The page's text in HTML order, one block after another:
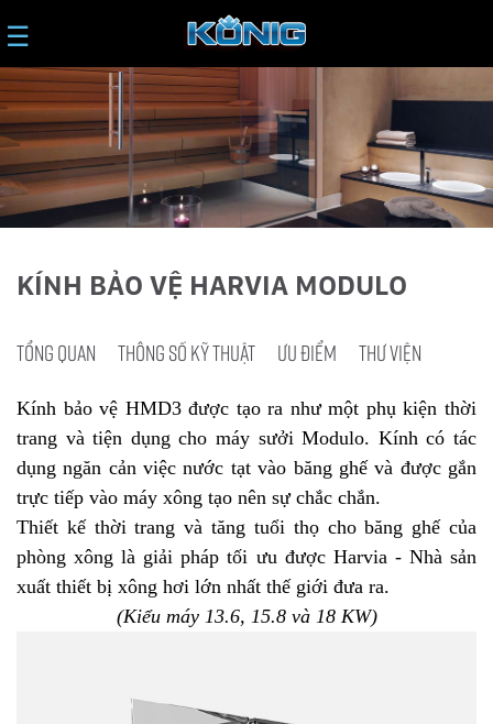
☰
KÍNH BẢO VỆ HARVIA MODULO
TỔNG QUAN THÔNG SỐ KỸ THUẬT ƯU ĐIỂM THƯ VIỆN
Kính bảo vệ HMD3 được tạo ra như một phụ kiện thời
trang và tiện dụng cho máy sưởi Modulo. Kính có tác
dụng ngăn cản việc nước tạt vào băng ghế và được gắn
trực tiếp vào máy xông tạo nên sự chắc chắn.
Thiết kế thời trang và tăng tuổi thọ cho băng ghế của
phòng xông là giải pháp tối ưu được Harvia - Nhà sản
xuất thiết bị xông hơi lớn nhất thế giới đưa ra.
(Kiểu máy 13.6, 15.8 và 18 KW)